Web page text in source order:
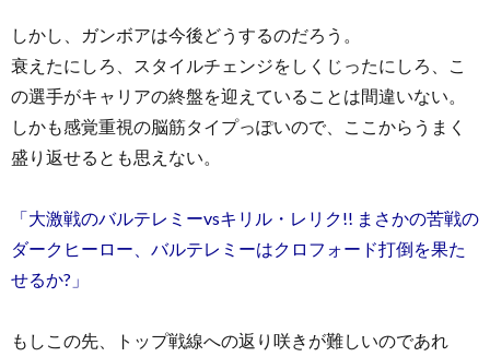
しかし、ガンボアは今後どうするのだろう。
衰えたにしろ、スタイルチェンジをしくじったにしろ、こ
の選手がキャリアの終盤を迎えていることは間違いない。
しかも感覚重視の脳筋タイプっぽいので、ここからうまく
盛り返せるとも思えない。
「大激戦のバルテレミーvsキリル・レリク!! まさかの苦戦の
ダークヒーロー、バルテレミーはクロフォード打倒を果た
せるか?」
もしこの先、トップ戦線への返り咲きが難しいのであれ